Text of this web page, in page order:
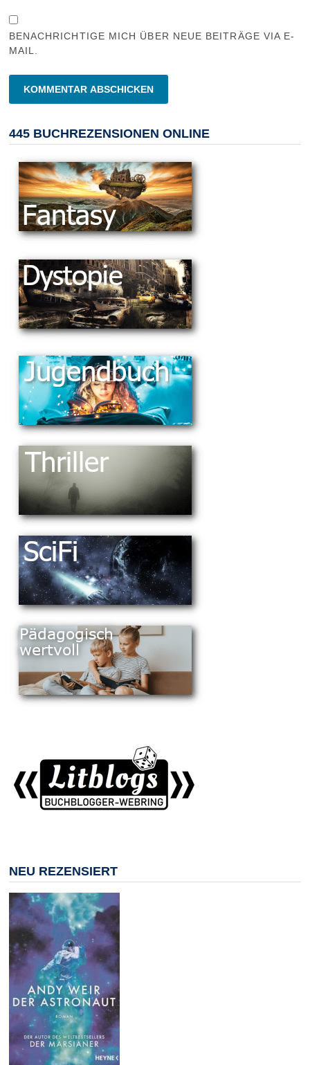
BENACHRICHTIGE MICH ÜBER NEUE BEITRÄGE VIA E-
MAIL.
445 BUCHREZENSIONEN ONLINE
NEU REZENSIERT